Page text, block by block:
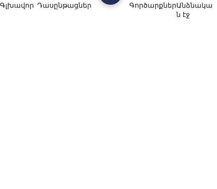
Գլխավոր Դասընթացներ ԳործարքներԱնձնակա
ն էջ